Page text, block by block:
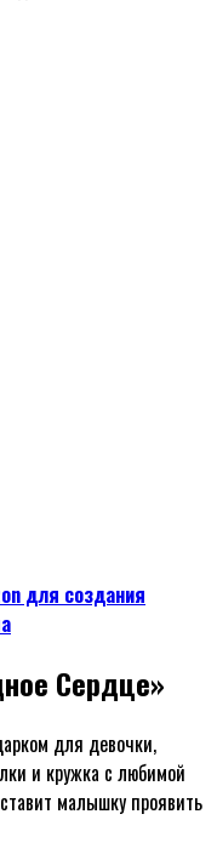
для создания
Сердце»
для девочки,
и кружка с любимой
малышку проявить